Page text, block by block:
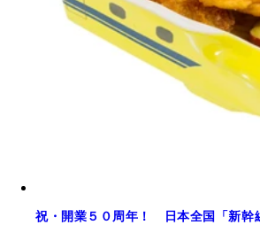
祝・開業５０周年！ 日本全国「新幹